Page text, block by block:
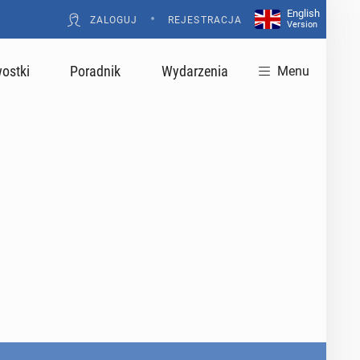
ZALOGUJ • REJESTRACJA
English
Version
Poradnik Wydarzenia Menu